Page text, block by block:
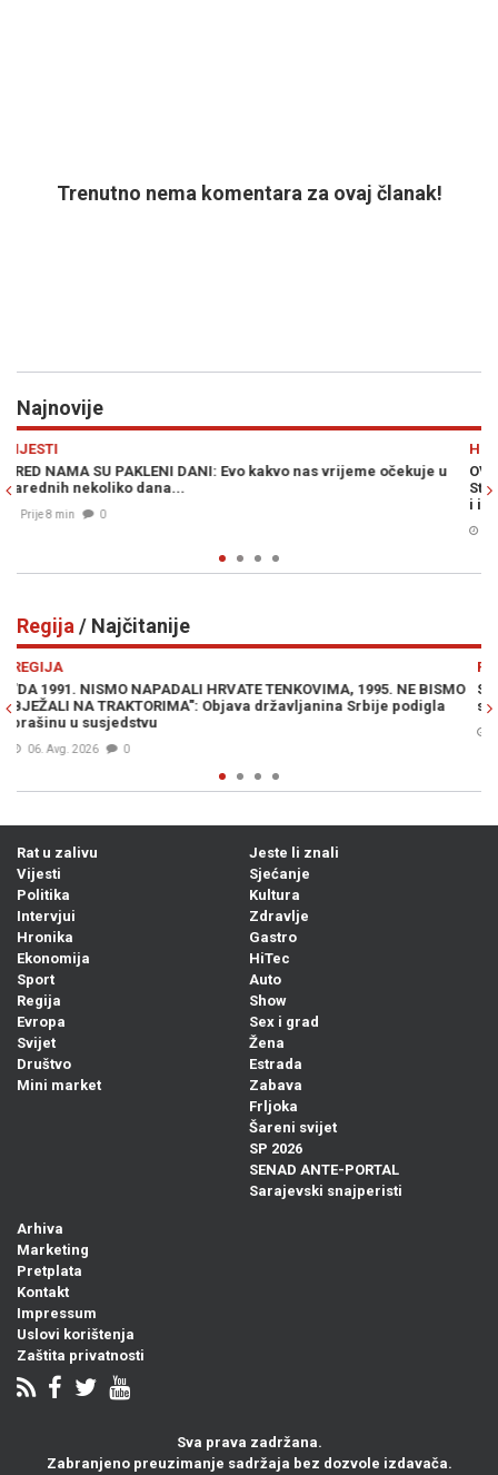
Trenutno nema komentara za ovaj članak!
Najnovije
u
OVO JE MLADIĆ IZ SANDŽAKA KOJI JE POGINUO U ULCINJU:
Stradao pred očima rođenog brata - Osumnjičeni vozio
Regija / Najčitanije
BISMO
SRBI DIVLJAJU NA LJETOVANJU: "Ne moramo slušati vaše
seljačenje! Dno, dna"
07. Avg. 2026
Rat u zalivu
Vijesti
Politika
Intervjui
Hronika
Ekonomija
Sport
Regija
Evropa
Svijet
Društvo
Mini market
Jeste li znali
Sjećanje
Kultura
Zdravlje
Gastro
HiTec
Auto
Show
Sex i grad
Žena
Estrada
Zabava
Frljoka
Šareni svijet
SP 2026
SENAD ANTE-PORTAL
Sarajevski snajperisti
Arhiva
Marketing
Pretplata
Kontakt
Impressum
Uslovi korištenja
Zaštita privatnosti
Sva prava zadržana.
Zabranjeno preuzimanje sadržaja bez dozvole izdavača.